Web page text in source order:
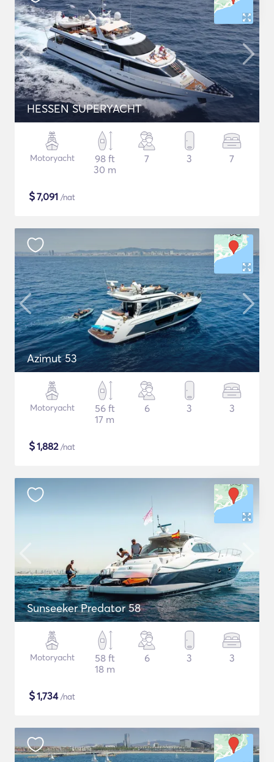
HESSEN SUPERYACHT
Motoryacht
98 ft
30 m
7 3 7
$7,091 /nat
Azimut 53
Motoryacht
56 ft
17 m
6 3 3
$1,882/nat
Sunseeker Predator 58
Motoryacht
58 ft
18 m
6 3 3
$1,734/nat